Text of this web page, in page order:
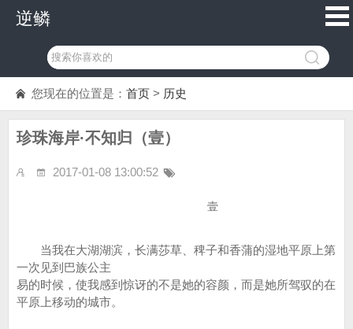
逆鳞
您现在的位置是： 首页 > 历史
珍珠海岸·不知归（壹）
2017-01-08 13:00:52
壹
当我在大湖湖滨，长满莎草、稗子和香蒲的湿地平原上第
一次见到巴族公主
易的时候，使我感到惊讶的不是她的容颜，而是她所驾驭的在
平原上移动的城市。